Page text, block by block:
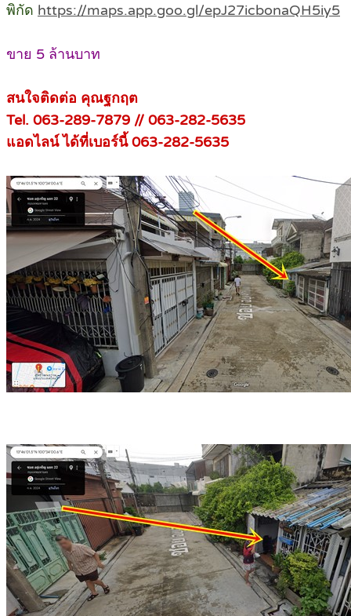
พิกัด https://maps.app.goo.gl/epJ27icbonaQH5iy5
ขาย 5 ล้านบาท
สนใจติดต่อ คุณฐกฤต
Tel. 063-289-7879 // 063-282-5635
แอดไลน์ ได้ที่เบอร์นี้ 063-282-5635